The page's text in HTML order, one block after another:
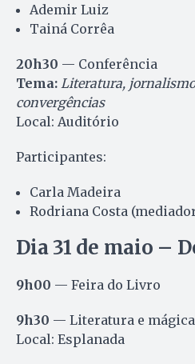
Ademir Luiz
Tainá Corrêa
20h30 — Conferência
Tema: Literatura,
convergências
Local: Auditório
Participantes:
Carla Madeira
Rodriana Costa
Dia 31 de maio –
9h00 — Feira do Livro
9h30 — Literatura e
Local: Esplanada